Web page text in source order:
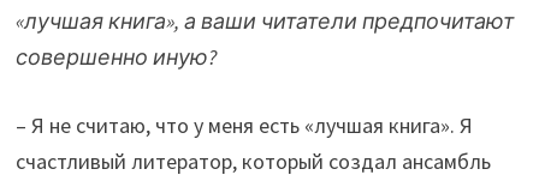
«лучшая книга», а ваши читатели предпочитают
совершенно иную?
– Я не считаю, что у меня есть «лучшая книга». Я
счастливый литератор, который создал ансамбль